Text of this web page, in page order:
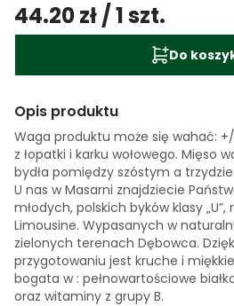
44.20 zł / 1 szt.
Do
Opis produktu
Waga produktu może się wahać:
z łopatki i karku wołowego. Mięso
bydła pomiędzy szóstym a
U nas w Masarni znajdziecie
młodych, polskich byków klasy „U”,
Limousine. Wypasanych w
zielonych terenach Dębowca.
przygotowaniu jest kruche i
bogata w : pełnowartościowe
oraz witaminy z grupy B.